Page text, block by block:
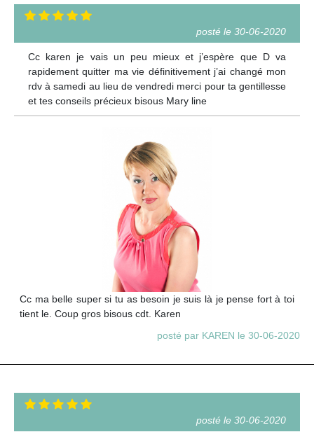
posté le 30-06-2020
Cc karen je vais un peu mieux et j’espère que D va
rapidement quitter ma vie définitivement j’ai changé mon
rdv à samedi au lieu de vendredi merci pour ta gentillesse
et tes conseils précieux bisous Mary line
Cc ma belle super si tu as besoin je suis là je pense fort à toi
tient le. Coup gros bisous cdt. Karen
posté par KAREN le 30-06-2020
posté le 30-06-2020